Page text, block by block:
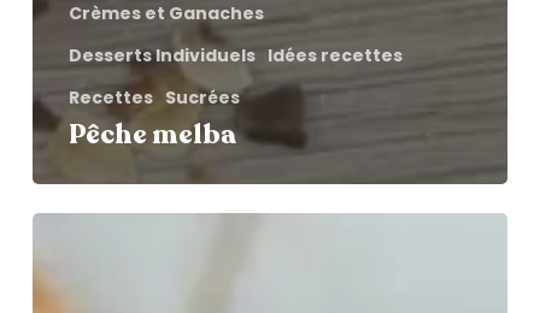
Crèmes et Ganaches
Desserts Individuels Idées recettes
Recettes Sucrées
Pêche melba